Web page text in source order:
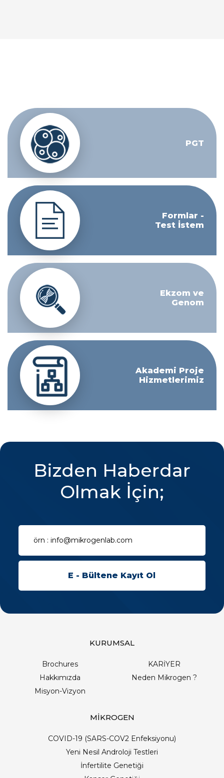
PGT
Formlar -
Test İstem
Ekzom ve
Genom
Akademi Proje
Hizmetlerimiz
Bizden Haberdar
Olmak İçin;
KURUMSAL
Brochures
KARİYER
Hakkımızda
Neden Mikrogen ?
Misyon-Vizyon
MİKROGEN
COVID-19 (SARS-COV2 Enfeksiyonu)
Yeni Nesil Androloji Testleri
İnfertilite Genetiği